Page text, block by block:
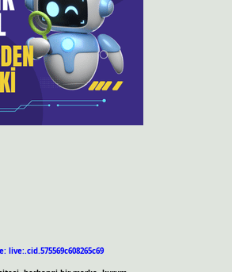
live:.cid.575569c608265c69